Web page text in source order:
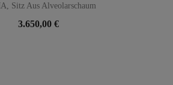
Sitz Aus Alveolarschaum
3.650,00 €